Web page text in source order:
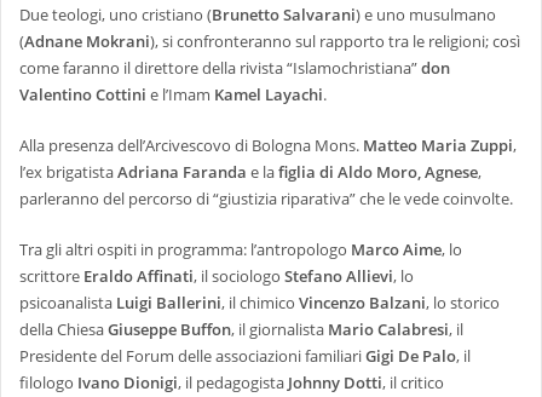
Due teologi, uno cristiano (Brunetto Salvarani) e uno musulmano
(Adnane Mokrani), si confronteranno sul rapporto tra le religioni; così
come faranno il direttore della rivista “Islamochristiana”don
Valentino Cottini e l’Imam Kamel Layachi.
Alla presenza dell’Arcivescovo di Bologna Mons. Matteo Maria Zuppi,
l’ex brigatistaAdriana Faranda e lafiglia di Aldo Moro, Agnese,
parleranno del percorso di “giustizia riparativa” che le vede coinvolte.
Tra gli altri ospiti in programma: l’antropologo Marco Aime, lo
scrittore Eraldo Affinati, il sociologo Stefano Allievi, lo
psicoanalista Luigi Ballerini, il chimico Vincenzo Balzani, lo storico
della ChiesaGiuseppe Buffon, il giornalista Mario Calabresi, il
Presidente del Forum delle associazioni familiariGigi De Palo, il
filologo Ivano Dionigi, il pedagogista Johnny Dotti, il critico